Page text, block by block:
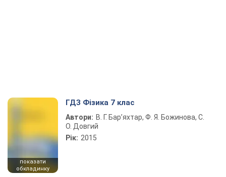
показати
обкладинку
ГДЗ Фізика 7 клас
Автори: В. Г. Бар’яхтар, Ф. Я. Божинова, С.
О. Довгий
Рік: 2015